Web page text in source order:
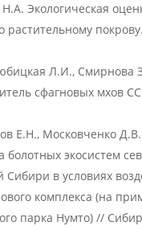
Экологическая
растительному
Л.И., Смирнова
сфагновых мхов
Е.Н., Московченко
болотных экосистем
Сибири в условиях
комплекса (на
парка Нумто) //